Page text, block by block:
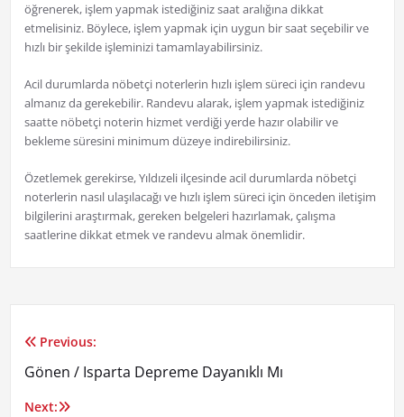
öğrenerek, işlem yapmak istediğiniz saat aralığına dikkat
etmelisiniz. Böylece, işlem yapmak için uygun bir saat seçebilir ve
hızlı bir şekilde işleminizi tamamlayabilirsiniz.
Acil durumlarda nöbetçi noterlerin hızlı işlem süreci için randevu
almanız da gerekebilir. Randevu alarak, işlem yapmak istediğiniz
saatte nöbetçi noterin hizmet verdiği yerde hazır olabilir ve
bekleme süresini minimum düzeye indirebilirsiniz.
Özetlemek gerekirse, Yıldızeli ilçesinde acil durumlarda nöbetçi
noterlerin nasıl ulaşılacağı ve hızlı işlem süreci için önceden iletişim
bilgilerini araştırmak, gereken belgeleri hazırlamak, çalışma
saatlerine dikkat etmek ve randevu almak önemlidir.
Yazı
gezinmesi
Previous:
Gönen / Isparta Depreme Dayanıklı Mı
Next: